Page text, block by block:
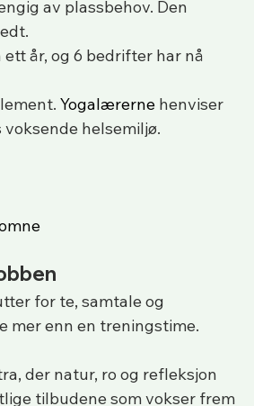
av plassbehov. Den
år, og 6 bedrifter har nå
Yogalærerne henviser
helsemiljø.
for te, samtale og
mer enn en treningstime.
der natur, ro og refleksjon
tilbudene som vokser frem